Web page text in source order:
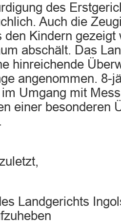
des
Auch die
den Kindern
abschält. Das
hinreichende
angenommen. 8-
Umgang mit
einer besonderen
Landgerichts